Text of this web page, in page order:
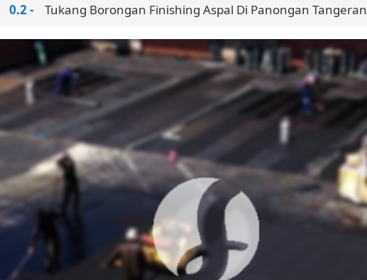
Tukang Borongan Finishing Aspal Di Panongan